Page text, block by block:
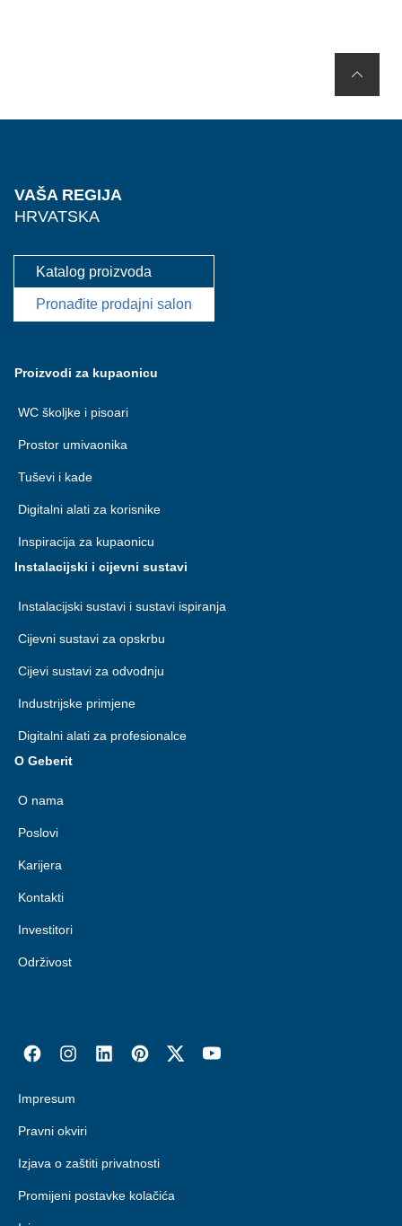
VAŠA REGIJA
HRVATSKA
Katalog proizvoda
Pronađite prodajni salon
Proizvodi za kupaonicu
WC školjke i pisoari
Prostor umivaonika
Tuševi i kade
Digitalni alati za korisnike
Inspiracija za kupaonicu
Instalacijski i cijevni sustavi
Instalacijski sustavi i sustavi ispiranja
Cijevni sustavi za opskrbu
Cijevi sustavi za odvodnju
Industrijske primjene
Digitalni alati za profesionalce
O Geberit
O nama
Poslovi
Karijera
Kontakti
Investitori
Održivost
Impresum
Pravni okviri
Izjava o zaštiti privatnosti
Promijeni postavke kolačića